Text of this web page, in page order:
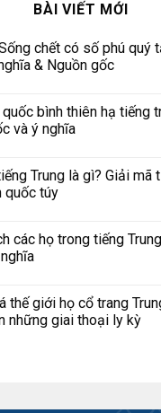
BÀI VIẾT MỚI
chết có số phú quý
& Nguồn gốc
bình thiên hạ tiếng
và ý nghĩa
Trung là gì? Giải mã
quốc túy
các họ trong tiếng
thế giới họ cổ trang
những giai thoại ly kỳ